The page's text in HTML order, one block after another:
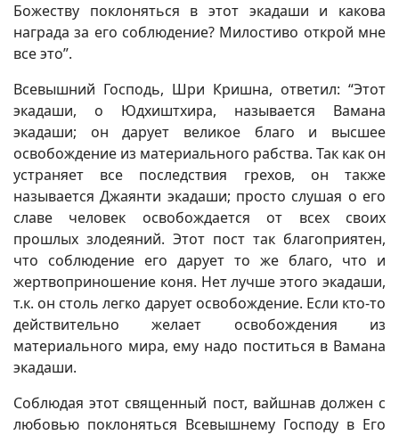
Божеству поклоняться в этот экадаши и какова
награда за его соблюдение? Милостиво открой мне
все это”.
Всевышний Господь, Шри Кришна, ответил: “Этот
экадаши, о Юдхиштхира, называется Вамана
экадаши; он дарует великое благо и высшее
освобождение из материального рабства. Так как он
устраняет все последствия грехов, он также
называется Джаянти экадаши; просто слушая о его
славе человек освобождается от всех своих
прошлых злодеяний. Этот пост так благоприятен,
что соблюдение его дарует то же благо, что и
жертвоприношение коня. Нет лучше этого экадаши,
т.к. он столь легко дарует освобождение. Если кто-то
действительно желает освобождения из
материального мира, ему надо поститься в Вамана
экадаши.
Соблюдая этот священный пост, вайшнав должен с
любовью поклоняться Всевышнему Господу в Его